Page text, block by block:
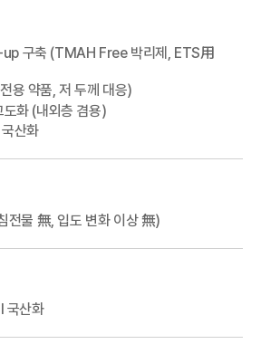
구축 (TMAH Free 박리제, ETS用
용 약품, 저 두께 대응)
화 (내외층 겸용)
산화
전물 無, 입도 변화 이상 無)
국산화